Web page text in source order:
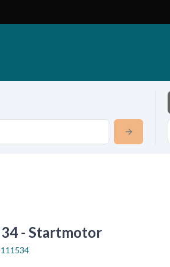
- Startmotor
111534